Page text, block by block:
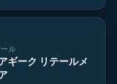
ル
ギーク リテールメ